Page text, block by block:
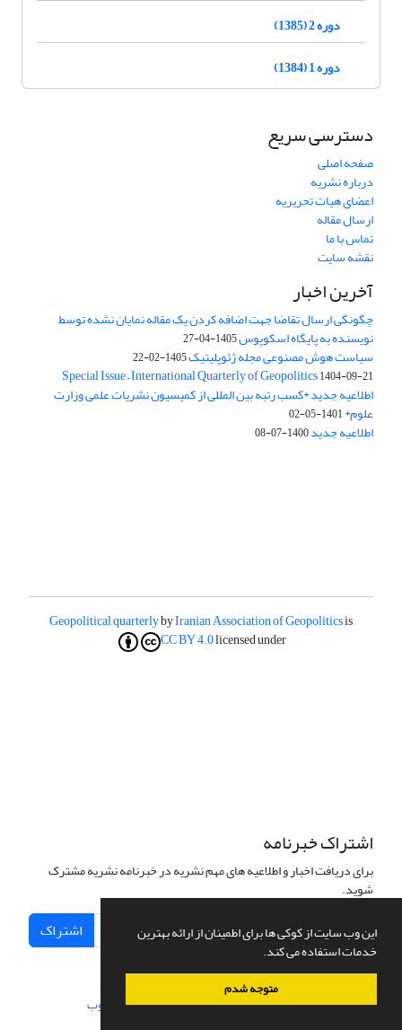
این وب سایت از کوکی ها برای اطمینان از ارائه بهترین
خدمات استفاده می کند.
متوجه شدم
دوره 2 (1385)
دوره 1 (1384)
دسترسی سریع
صفحه اصلی
درباره نشریه
اعضای هیات تحریریه
ارسال مقاله
تماس با ما
نقشه سایت
آخرین اخبار
چگونگی ارسال تقاضا جهت اضافه کردن یک مقاله نمایان نشده توسط
نویسنده به پایگاه اسکوپوس1405-04-27
سیاست هوش مصنوعی مجله ژئوپلیتیک1405-02-22
Special Issue – International Quarterly of Geopolitics1404-09-21
اطلاعیه جدید *کسب رتبه بین المللی از کمیسیون نشریات علمی وزارت
علوم*1401-05-02
اطلاعیه جدید1400-07-08
Geopolitical quarterlybyIranian Association of Geopoliticsis
licensed under
CC BY 4.0
اشتراک خبرنامه
برای دریافت اخبار و اطلاعیه های مهم نشریه در خبرنامه نشریه مشترک
شوید.
اشتراک
سامانه مدیریت نشریات علمی.طراحی و پیاده سازی از سیناوب